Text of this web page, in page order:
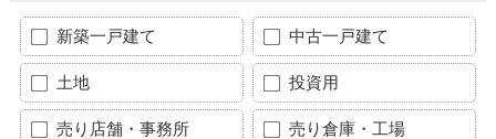
新築一戸建て 中古一戸建て
土地 投資用
売り店舗・事務所 売り倉庫・工場